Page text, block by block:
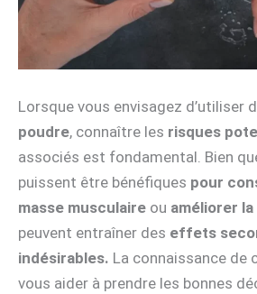
Lorsque vous envisagez d’utiliser
poudre, connaître les risques
associés est fondamental. Bien
puissent être bénéfiques pour
masse musculaire ou améliorer
peuvent entraîner des effets
indésirables. La connaissance de
vous aider à prendre les bonnes